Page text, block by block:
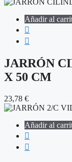
Añadir al
JARRÓN
X 50 CM
23,78 €
Añadir al